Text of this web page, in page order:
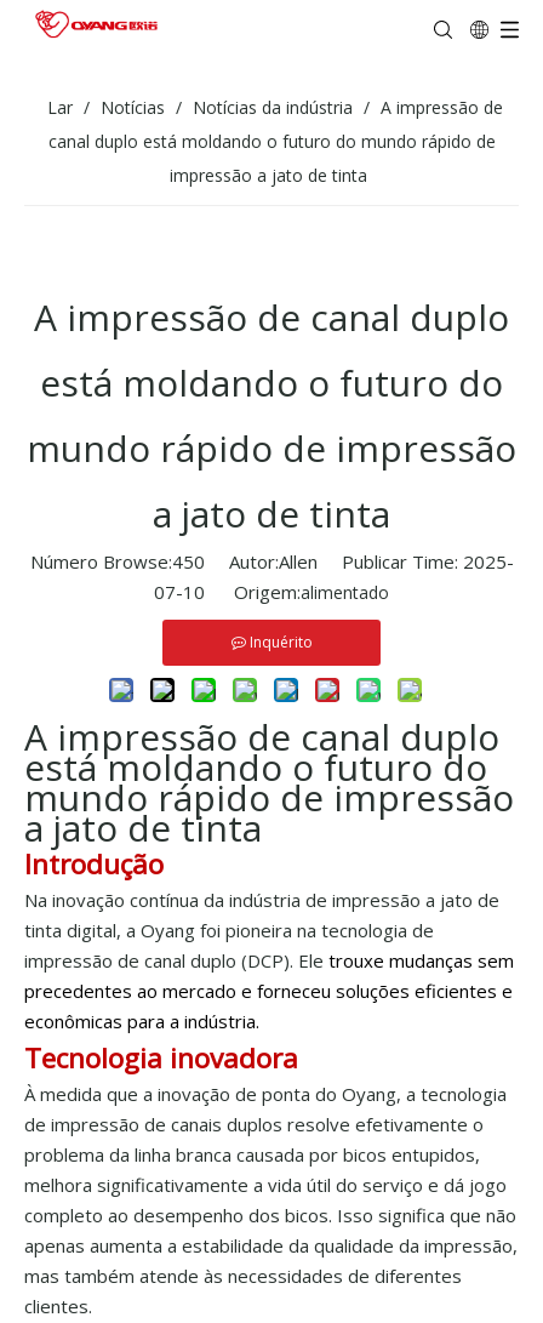
Lar / Notícias / Notícias da indústria / A impressão de
canal duplo está moldando o futuro do mundo rápido de
impressão a jato de tinta
A impressão de canal duplo
está moldando o futuro do
mundo rápido de impressão
a jato de tinta
Número Browse:450 Autor:Allen Publicar Time: 2025-
07-10 Origem:alimentado
Inquérito
A impressão de canal duplo
está moldando o futuro do
mundo rápido de impressão
a jato de tinta
Introdução
Na inovação contínua da indústria de impressão a jato de
tinta digital, a Oyang foi pioneira na tecnologia de
impressão de canal duplo (DCP). Ele trouxe mudanças sem
precedentes ao mercado e forneceu soluções eficientes e
econômicas para a indústria.
Tecnologia inovadora
À medida que a inovação de ponta do Oyang, a tecnologia
de impressão de canais duplos resolve efetivamente o
problema da linha branca causada por bicos entupidos,
melhora significativamente a vida útil do serviço e dá jogo
completo ao desempenho dos bicos. Isso significa que não
apenas aumenta a estabilidade da qualidade da impressão,
mas também atende às necessidades de diferentes
clientes.